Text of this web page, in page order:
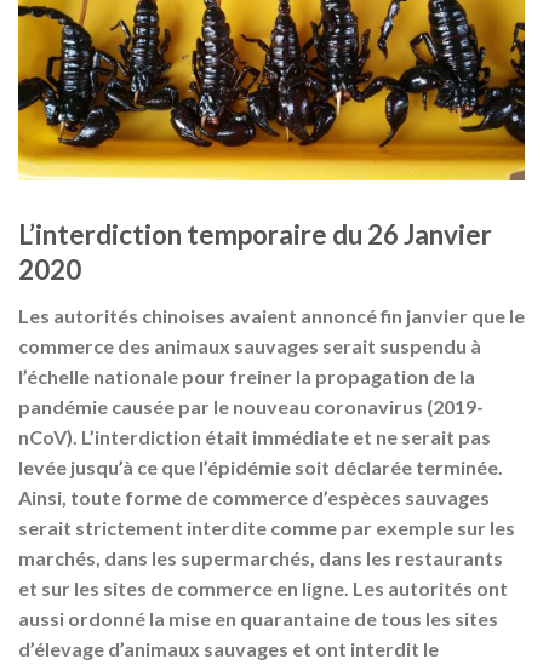
L’interdiction temporaire du 26 Janvier
2020
Les autorités chinoises avaient annoncé fin janvier que le
commerce des animaux sauvages serait suspendu à
l’échelle nationale pour freiner la propagation de la
pandémie causée par le nouveau coronavirus (2019-
nCoV). L’interdiction était immédiate et ne serait pas
levée jusqu’à ce que l’épidémie soit déclarée terminée.
Ainsi, toute forme de commerce d’espèces sauvages
serait strictement interdite comme par exemple sur les
marchés, dans les supermarchés, dans les restaurants
et sur les sites de commerce en ligne. Les autorités ont
aussi ordonné la mise en quarantaine de tous les sites
d’élevage d’animaux sauvages et ont interdit le